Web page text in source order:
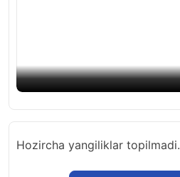
Hozircha yangiliklar topilmadi.